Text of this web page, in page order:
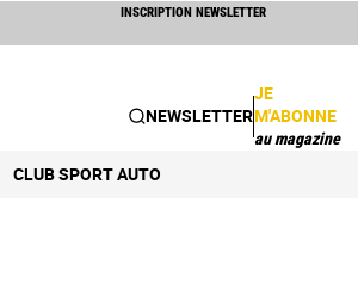
INSCRIPTION NEWSLETTER
NEWSLETTER
JE
M'ABONNE
au magazine
CLUB SPORT AUTO